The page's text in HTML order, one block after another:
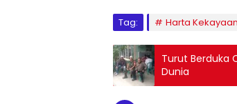
Tag: Harta Kekayaan
Turut Berduka
Dunia